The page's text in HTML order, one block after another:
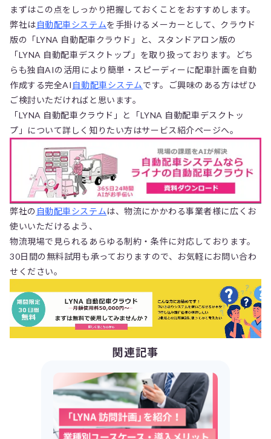
まずはこの点をしっかり把握しておくことをおすすめします。
弊社は自動配車システムを手掛けるメーカーとして、クラウド
版の「LYNA 自動配車クラウド」と、スタンドアロン版の
「LYNA 自動配車デスクトップ」を取り扱っております。どち
らも独自AIの活用により簡単・スピーディーに配車計画を自動
作成する完全AI 自動配車システムです。ご興味のある方はぜひ
ご検討いただければと思います。
「LYNA 自動配車クラウド」と「LYNA 自動配車デスクトッ
プ」について詳しく知りたい方はサービス紹介ページへ。
弊社の 自動配車システムは、物流にかかわる事業者様に広くお
使いいただけるよう、
物流現場で見られるあらゆる制約・条件に対応しております。
30日間の無料試用も承っておりますので、お気軽にお問い合わ
せください。
関連記事